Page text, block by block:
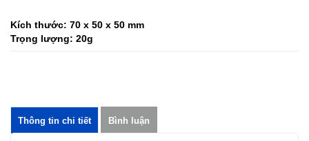
Kích thước: 70 x 50 x 50 mm
Trọng lượng: 20g
Thông tin chi tiết Bình luận